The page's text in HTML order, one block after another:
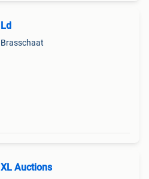
Ld
Brasschaat
XL Auctions